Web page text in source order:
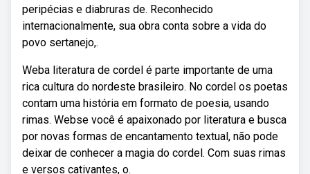
peripécias e diabruras de. Reconhecido
internacionalmente, sua obra conta sobre a vida do
povo sertanejo,.
Weba literatura de cordel é parte importante de uma
rica cultura do nordeste brasileiro. No cordel os poetas
contam uma história em formato de poesia, usando
rimas. Webse você é apaixonado por literatura e busca
por novas formas de encantamento textual, não pode
deixar de conhecer a magia do cordel. Com suas rimas
e versos cativantes, o.